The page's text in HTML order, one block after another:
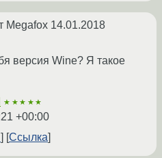
Megafox 14.01.2018
версия Wine? Я такое
★★★★★
+00:00
Ссылка